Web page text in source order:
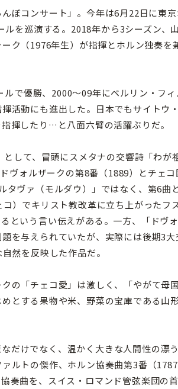
ぼコンサート」。今年は6月22日に東
を巡演する。2018年から3シーズン、
ク（1976年生）が指揮とホルン独奏を
で優勝、2000〜09年にベルリン・フ
活動にも進出した。日本でもサイトウ
揮したり…と八面六臂の活躍ぶりだ。
して、冒頭にスメタナの交響詩「わが
ヴォルザークの第8番（1889）とチェコ
ヴァ（モルダウ）」ではなく、第6曲
）でキリスト教改革に立ち上がったフ
という言い伝えがある。一方、「ドヴ
を与えられていたが、実際には後期3大
然を反映した作品だ。
の「チェコ愛」は激しく、「やがて母
とする果物や米、野菜の宝庫である山
けでなく、温かく大きな人間性の漂
ルトの傑作、ホルン協奏曲第3番（
奏曲を、スイス・ロマンド管弦楽団の